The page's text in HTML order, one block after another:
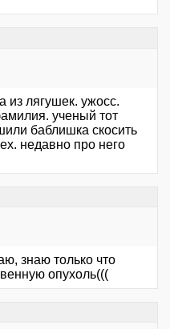
из лягушек. ужосс.
ученый тот
баблишка скосить
недавно про него
знаю только что
опухоль(((